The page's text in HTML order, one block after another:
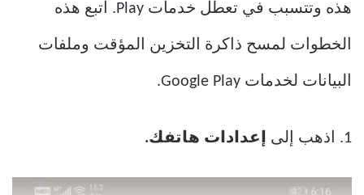
هذه وتتسبب في تعطل خدمات Play. اتبع هذه
الخطوات لمسح ذاكرة التخزين المؤقت وملفات
البيانات لخدمات Google Play.
1. اذهب إلى إعدادات هاتفك.